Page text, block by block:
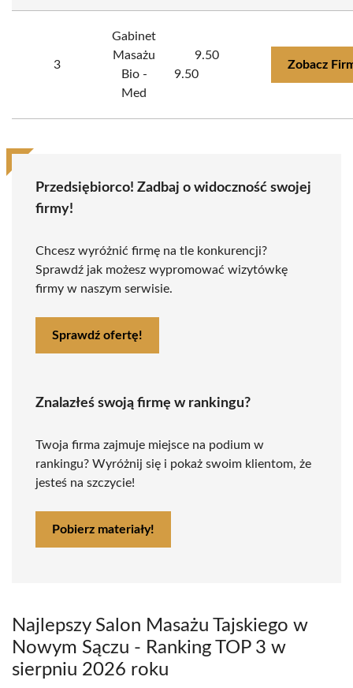
3
Gabinet
Masażu
Bio -
Med
9.50
9.50
Zobacz
Przedsiębiorco! Zadbaj o widoczność swojej
firmy!
Chcesz wyróżnić firmę na tle konkurencji?
Sprawdź jak możesz wypromować wizytówkę
firmy w naszym serwisie.
Sprawdź ofertę!
Znalazłeś swoją firmę w rankingu?
Twoja firma zajmuje miejsce na podium w
rankingu? Wyróżnij się i pokaż swoim klientom, że
jesteś na szczycie!
Pobierz materiały!
Najlepszy Salon Masażu Tajskiego w
Nowym Sączu - Ranking TOP 3 w
sierpniu 2026 roku